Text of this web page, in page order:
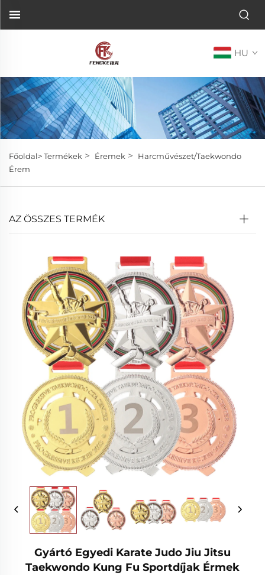
HU
Főoldal>Termékek > Éremek >
Harcművészet/Taekwondo
Érem
AZ ÖSSZES TERMÉK
Gyártó Egyedi Karate Judo Jiu Jitsu
Taekwondo Kung Fu Sportdíjak Érmek